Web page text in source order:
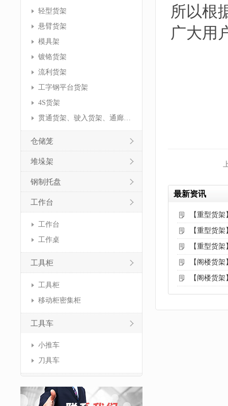
轻型货架
悬臂货架
模具架
镀铬货架
流利货架
工字钢平台货架
4S货架
贯通货架、驶入货架、通廊货架
仓储笼
堆垛架
钢制托盘
工作台
工作台
工作桌
工具柜
工具柜
移动柜密集柜
工具车
小推车
刀具车
所以根
广大用
最新资讯
【重型货
【重型货
【重型货
【阁楼货
【阁楼货